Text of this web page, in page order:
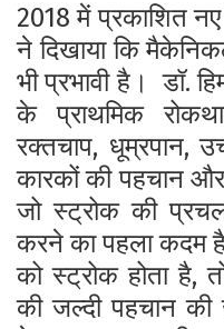
2018 में प्रकाशित
ने दिखाया कि
भी प्रभावी है।डॉ.
के प्राथमिक
रक्तचाप, धूम्रपान,
कारकों की पहचान
जो स्ट्रोक की
करने का पहला कदम
को स्ट्रोक होता है,
की जल्दी पहचान